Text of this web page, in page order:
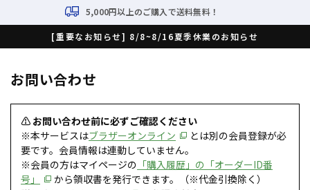
5,000円以上のご購入で送料無料！
[重要なお知らせ] 8/8~8/16夏季休業のお知らせ
お問い合わせ
⚠ お問い合わせ前に必ずご確認ください
※本サービスはブラザーオンライン
とは別の会員登録が必
要です。会員情報は連動していません。
※会員の方はマイページの 「購入履歴」の「オーダーID番
号」
から領収書を発行できます。（※代金引換除く）